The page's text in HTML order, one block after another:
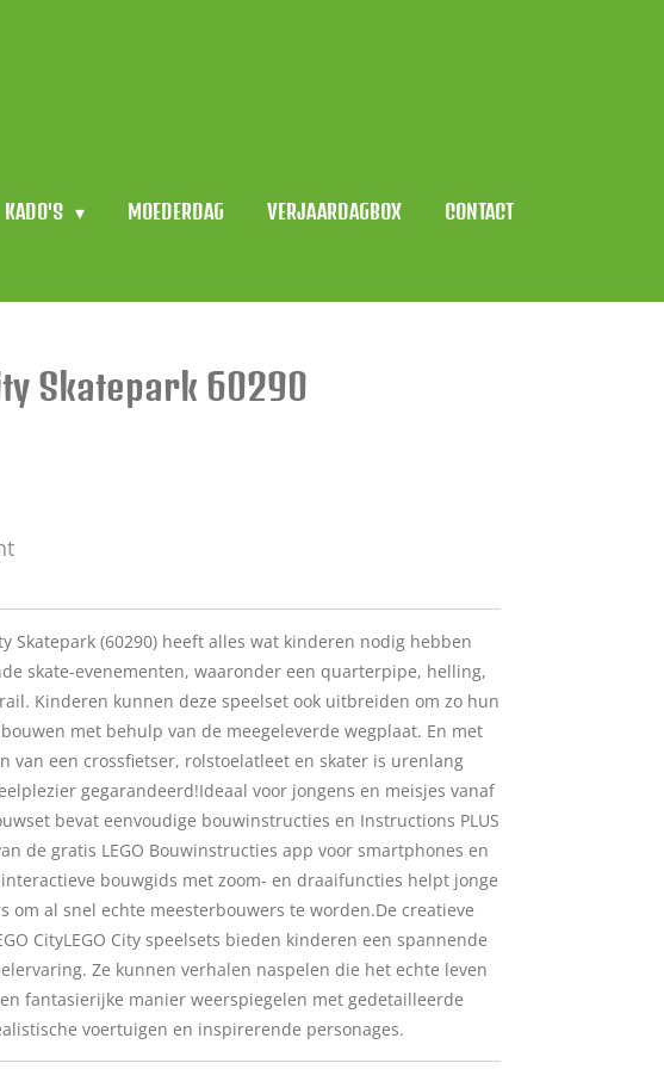
KADO'S MOEDERDAG VERJAARDAGBOX CONTACT
Skatepark 60290
Skatepark (60290) heeft alles wat kinderen nodig hebben
skate-evenementen, waaronder een quarterpipe, helling,
Kinderen kunnen deze speelset ook uitbreiden om zo hun
met behulp van de meegeleverde wegplaat. En met
van een crossfietser, rolstoelatleet en skater is urenlang
gegarandeerd!Ideaal voor jongens en meisjes vanaf
bevat eenvoudige bouwinstructies en Instructions PLUS
de gratis LEGO Bouwinstructies app voor smartphones en
bouwgids met zoom- en draaifuncties helpt jonge
om al snel echte meesterbouwers te worden.De creatieve
CityLEGO City speelsets bieden kinderen een spannende
Ze kunnen verhalen naspelen die het echte leven
fantasierijke manier weerspiegelen met gedetailleerde
voertuigen en inspirerende personages.